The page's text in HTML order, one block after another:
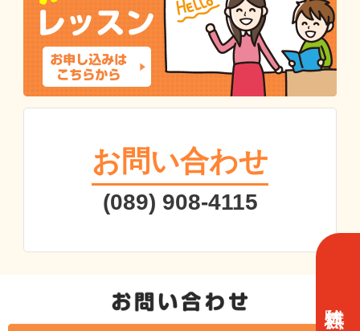
お問い合わせ
(089) 908-4115